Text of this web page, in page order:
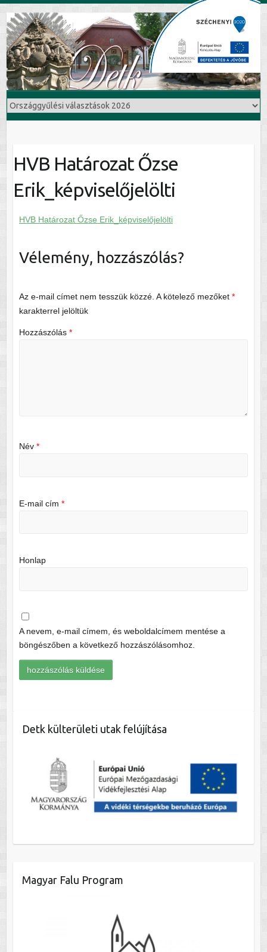
HVB Határozat Őzse
Erik_képviselőjelölti
HVB Határozat Őzse Erik_képviselőjelölti
Vélemény, hozzászólás?
Az e-mail címet nem tesszük közzé. A kötelező mezőket *
karakterrel jelöltük
Hozzászólás *
Név *
E-mail cím *
Honlap
A nevem, e-mail címem, és weboldalcímem mentése a
böngészőben a következő hozzászólásomhoz.
Detk külterületi utak felújítása
Magyar Falu Program